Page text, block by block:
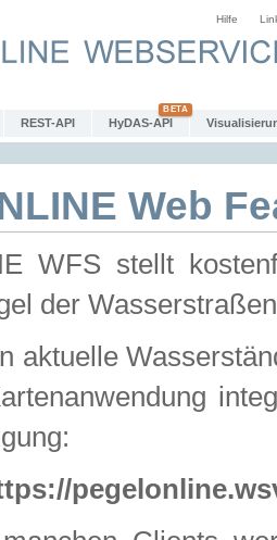
Hilfe
REST-API HyDAS-API
Web
WFS stellt
der
aktuelle